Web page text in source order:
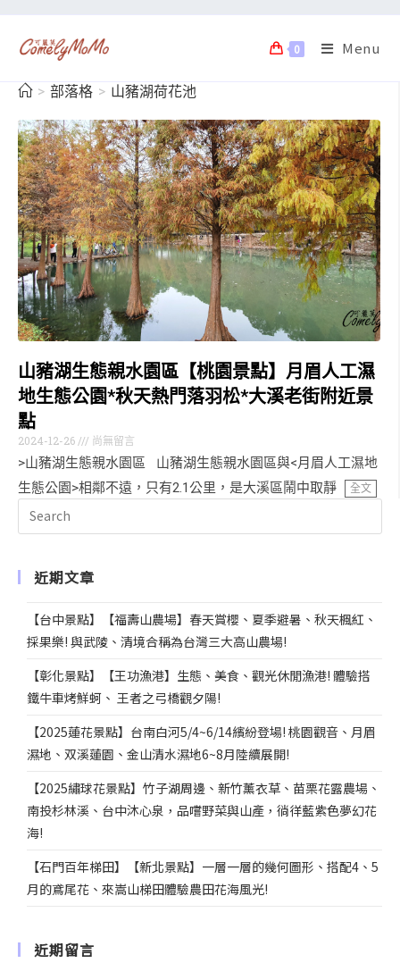
0 Menu
> 部落格 > 山豬湖荷花池
山豬湖生態親水園區【桃園景點】月眉人工濕
地生態公園*秋天熱門落羽松*大溪老街附近景
點
2024-12-26 尚無留言
>山豬湖生態親水園區 山豬湖生態親水園區與<月眉人工濕地
生態公園>相鄰不遠，只有2.1公里，是大溪區鬧中取靜
全文
近期文章
【台中景點】【福壽山農場】春天賞櫻、夏季避暑、秋天楓紅、
採果樂! 與武陵、清境合稱為台灣三大高山農場!
【彰化景點】【王功漁港】生態、美食、觀光休閒漁港! 體驗搭
鐵牛車烤鮮蚵、 王者之弓橋觀夕陽!
【2025蓮花景點】台南白河5/4~6/14繽紛登場! 桃園觀音、月眉
濕地、双溪蓮園、金山清水濕地6~8月陸續展開!
【2025繡球花景點】竹子湖周邊、新竹薰衣草、苗栗花露農場、
南投杉林溪、台中沐心泉，品嚐野菜與山產，徜徉藍紫色夢幻花
海!
【石門百年梯田】【新北景點】一層一層的幾何圖形、搭配4、5
月的鳶尾花、來嵩山梯田體驗農田花海風光!
近期留言